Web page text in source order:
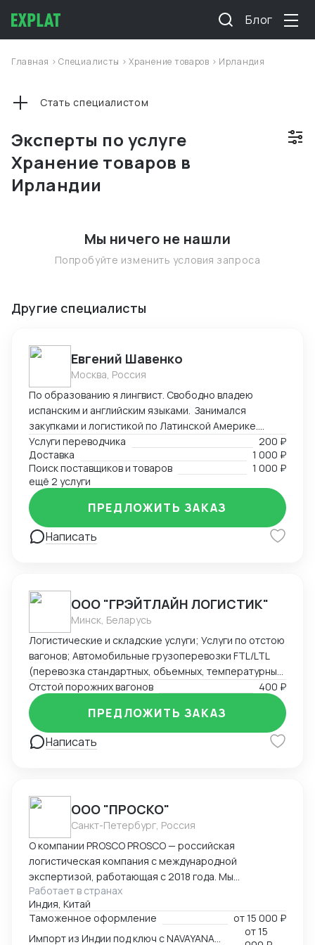
Блог
Главная >Специалисты >Хранение товаров > Ирландия
Эксперты по услуге
Хранение товаров в
Ирландии
Стать специалистом
Мы ничего не нашли
Попробуйте изменить условия запроса
Другие специалисты
Евгений Шавенко
Москва, Россия
По образованию я лингвист. Свободно владею
испанским и английским языками. Занимался
закупками и логистикой по Латинской Америке.
Координировал, вел переговоры по закупке,
согласовал цены DDP. Перевозил товары до складов
компании. В данный момент занимаюсь
организацией импорта в Российскую Федерацию из
Америки. Знаком со всеми первичными документами
ВЭД.
Услуги переводчика
200 ₽
Доставка
1 000 ₽
Поиск поставщиков и товаров
1 000 ₽
ещё 2 услуги
Написать
ПРЕДЛОЖИТЬ ЗАКАЗ
ООО "ГРЭЙТЛАЙН ЛОГИСТИК"
Минск, Беларусь
Логистические и складские услуги; Услуги по отстою
вагонов; Автомобильные грузоперевозки FTL/LTL
(перевозка стандартных, объемных, температурных
и сборных грузов); Железнодорожные перевозки
FCL/LCL — комплексные услуги с гарантией качества
и соблюдением сроков.
Отстой порожних вагонов 400 ₽
Написать
ПРЕДЛОЖИТЬ ЗАКАЗ
ООО "ПРОСКО"
Санкт-Петербург, Россия
О компании PROSCO PROSCO — российская
логистическая компания с международной
экспертизой, работающая с 2018 года. Мы
предоставляем полный цикл логистических и
внешнеэкономических услуг: от международных
перевозок и таможенного оформления до
сопровождения и контрактной логистики. Основные
Работает в странах
Индия, Китай
Таможенное оформление
от15 000 ₽
от15